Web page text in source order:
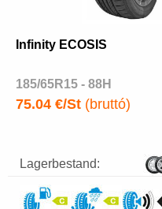
Infinity ECOSIS
185/65R15 - 88H
75.04 €/St (bruttó)
Lagerbestand: